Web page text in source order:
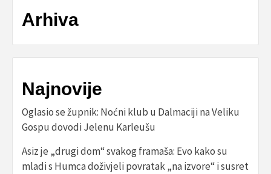
Arhiva
Najnovije
Oglasio se župnik: Noćni klub u Dalmaciji na Veliku
Gospu dovodi Jelenu Karleušu
Asiz je „drugi dom“ svakog framaša: Evo kako su
mladi s Humca doživjeli povratak „na izvore“ i susret